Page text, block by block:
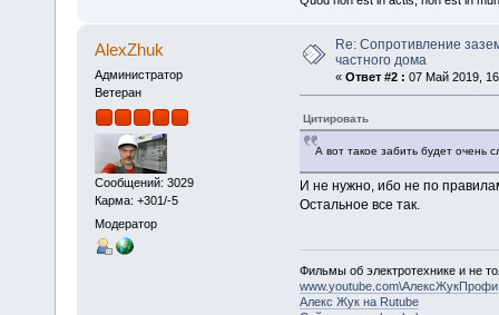
AlexZhuk
Администратор
Ветеран
Сообщений: 3029
Карма: +301/-5
Модератор
Re: Сопротивление
частного дома
« Ответ #2 : 07 Май 2019,
Цитировать
А вот такое забить будет очень
И не нужно, ибо не по
Остальное все так.
Фильмы об электротехнике и не
www.youtube.com\АлексЖукПрофи
Алекс Жук на Rutube